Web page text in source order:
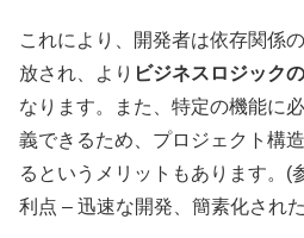
これにより、開発者は依存関係
放され、より ビジネスロジック
なります。また、特定の機能に
義できるため、プロジェクト構
るというメリットもあります。(
利点 – 迅速な開発、簡素化され